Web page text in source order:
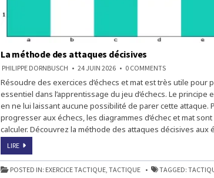
La méthode des attaques décisives
PHILIPPE DORNBUSCH 24 JUIN 2026 0 COMMENTSON
MÉTHODE
DES
ATTAQUES
DÉCISIVES
Résoudre des exercices d’échecs et mat est très utile pour
essentiel dans l’apprentissage du jeu d’échecs. Le principe
en ne lui laissant aucune possibilité de parer cette attaque.
progresser aux échecs, les diagrammes d’échec et mat
calculer. Découvrez la méthode des attaques décisives aux
LIRELA
DES
ATTAQUES
DÉCISIVES
POSTED IN: EXERCICE TACTIQUE, TACTIQUE TAGGED: